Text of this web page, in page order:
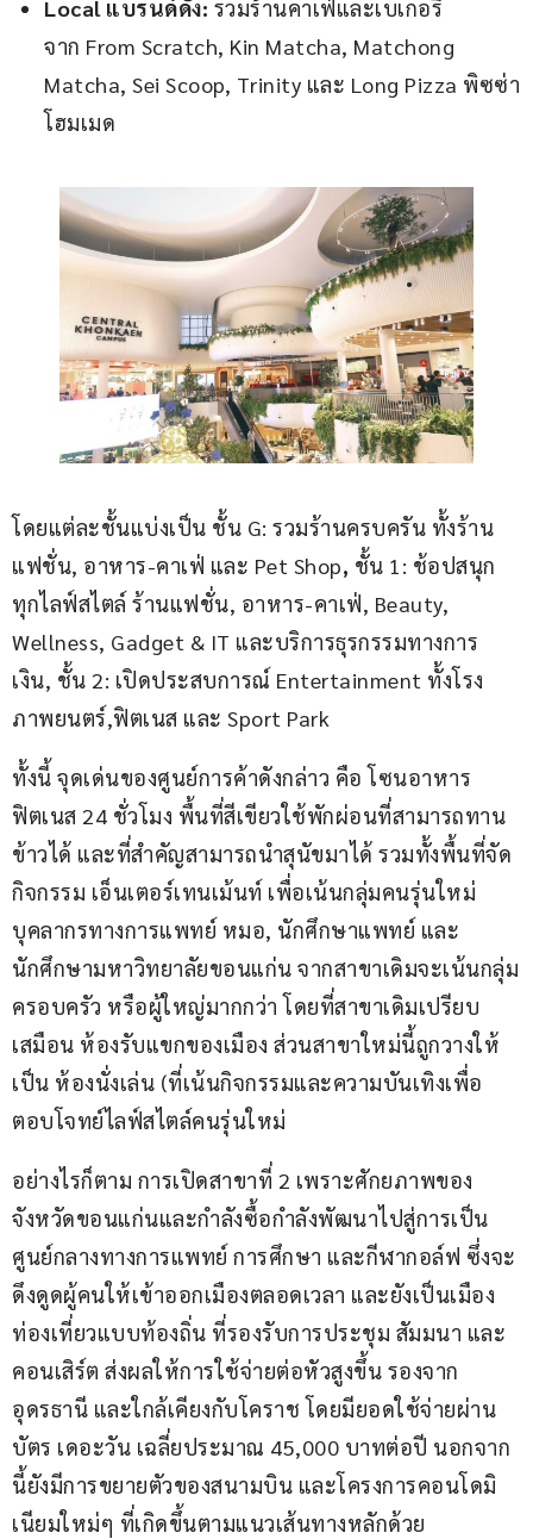
Local แบรนด์ดัง: รวมร้านคาเฟ่และเบเกอรี่
จาก From Scratch, Kin Matcha, Matchong
Matcha, Sei Scoop, Trinity และ Long Pizza พิซซ่า
โฮมเมด
โดยแต่ละชั้นแบ่งเป็น ชั้น G: รวมร้านครบครัน ทั้งร้าน
แฟชั่น, อาหาร-คาเฟ่ และ Pet Shop, ชั้น 1: ช้อปสนุก
ทุกไลฟ์สไตล์ ร้านแฟชั่น, อาหาร-คาเฟ่, Beauty,
Wellness, Gadget & IT และบริการธุรกรรมทางการ
เงิน, ชั้น 2: เปิดประสบการณ์ Entertainment ทั้งโรง
ภาพยนตร์,ฟิตเนส และ Sport Park
ทั้งนี้ จุดเด่นของศูนย์การค้าดังกล่าว คือ โซนอาหาร
ฟิตเนส 24 ชั่วโมง พื้นที่สีเขียวใช้พักผ่อนที่สามารถทาน
ข้าวได้ และที่สำคัญสามารถนำสุนัขมาได้ รวมทั้งพื้นที่จัด
กิจกรรม เอ็นเตอร์เทนเม้นท์ เพื่อเน้นกลุ่มคนรุ่นใหม่
บุคลากรทางการแพทย์ หมอ, นักศึกษาแพทย์ และ
นักศึกษามหาวิทยาลัยขอนแก่น จากสาขาเดิมจะเน้นกลุ่ม
ครอบครัว หรือผู้ใหญ่มากกว่า โดยที่สาขาเดิมเปรียบ
เสมือน ห้องรับแขกของเมือง ส่วนสาขาใหม่นี้ถูกวางให้
เป็น ห้องนั่งเล่น (ที่เน้นกิจกรรมและความบันเทิงเพื่อ
ตอบโจทย์ไลฟ์สไตล์คนรุ่นใหม่
อย่างไรก็ตาม การเปิดสาขาที่ 2 เพราะศักยภาพของ
จังหวัดขอนแก่นและกำลังซื้อกำลังพัฒนาไปสู่การเป็น
ศูนย์กลางทางการแพทย์ การศึกษา และกีฬากอล์ฟ ซึ่งจะ
ดึงดูดผู้คนให้เข้าออกเมืองตลอดเวลา และยังเป็นเมือง
ท่องเที่ยวแบบท้องถิ่น ที่รองรับการประชุม สัมมนา และ
คอนเสิร์ต ส่งผลให้การใช้จ่ายต่อหัวสูงขึ้น รองจาก
อุดรธานี และใกล้เคียงกับโคราช โดยมียอดใช้จ่ายผ่าน
บัตร เดอะวัน เฉลี่ยประมาณ 45,000 บาทต่อปี นอกจาก
นี้ยังมีการขยายตัวของสนามบิน และโครงการคอนโดมิ
เนียมใหม่ๆ ที่เกิดขึ้นตามแนวเส้นทางหลักด้วย